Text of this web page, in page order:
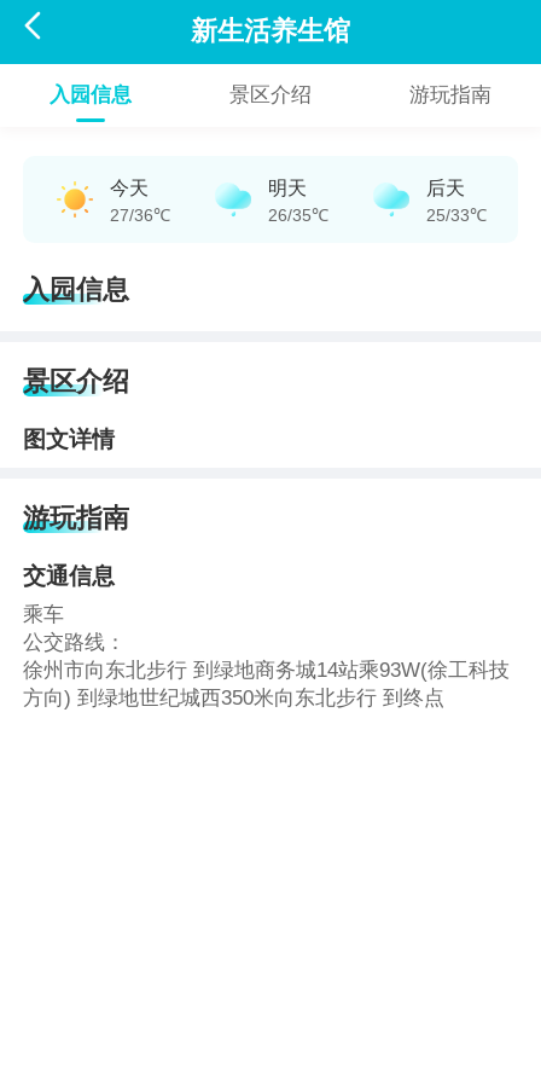
 新生活养生馆
入园信息 景区介绍 游玩指南
今天
27/36℃
明天
26/35℃
后天
25/33℃
入园信息
景区介绍
图文详情
游玩指南
交通信息
乘车
公交路线：
徐州市向东北步行 到绿地商务城14站乘93W(徐工科技
方向) 到绿地世纪城西350米向东北步行 到终点